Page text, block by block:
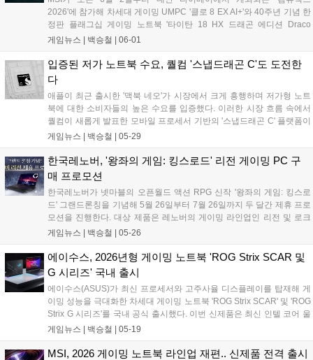
2026'에 참가해 차세대 게이밍 UMPC '클로 8 EX AI+'와 40주년 기념 한
정판 플래그십 게이밍 노트북 '타이탄 18 HX 드래곤 에디션 Draco
Epic'을 포함한 신제품 라인업을 대거 공개한다. 이번 신제품들은 최신
차세대 하드웨어를 탑재하여, 게이머들에게 한층 더 부드러운 화면 전환
과 강력한 그래픽 처리 성능을 제공하는 것이 특징이다....
게임뉴스 | 백승철 | 06-01
입증된 저가 노트북 수요, 퀄컴 '스냅드래곤 C'도 도전한
다
애플이 최근 출시한 '맥북 네오'가 시장에서 크게 흥행하며 저가형 노트
북에 대한 소비자들의 높은 수요를 입증했다. 이러한 시장 흐름 속에서
퀄컴이 새롭게 발표한 모바일 프로세서 기반의 '스냅드래곤 C' 플랫폼이
차세대 보급형 노트북 시장의 핵심 동력으로 주목받을 수 있을까? 해당
프레임 유지와 발열 제어 성능을 제공할 것으로 기대된다....
게임뉴스 | 백승철 | 05-29
한국레노버, '왕좌의 게임: 킹스로드' 리전 게이밍 PC 구
매 프로모션
한국레노버가 넷마블의 오픈월드 액션 RPG 신작 '왕좌의 게임: 킹스로
드' 그랜드론칭을 기념해 5월 26일부터 7월 26일까지 두 달간 제휴 프로
모션을 진행한다. 대상 제품은 레노버의 게이밍 라인업인 리전 및 로크
10세대 및 11세대 전 라인업으로 국내 주요 오픈마켓에 입점한 레노버
다....
게임뉴스 | 백승철 | 05-26
에이수스, 2026년형 게이밍 노트북 'ROG Strix SCAR 및
G 시리즈' 국내 출시
에이수스(ASUS)가 최신 프로세서와 고주사율 디스플레이를 탑재해 게
이밍 성능을 극대화한 차세대 게이밍 노트북 'ROG Strix SCAR' 및 'ROG
Strix G 시리즈'를 국내 공식 출시했다. 이번 신제품은 최신 인텔 코어 울
트라 및 AMD 라이젠 프로세서를 기반으로 설계되어 AAA급 게임부터 e
조를 통해 게이머에게 흔들림 없는 프레임 방어 및 쾌적한 플레이 환경
게임뉴스 | 백승철 | 05-19
MSI, 2026 게이밍 노트북 라인업 재편.. 신제품 전격 출시